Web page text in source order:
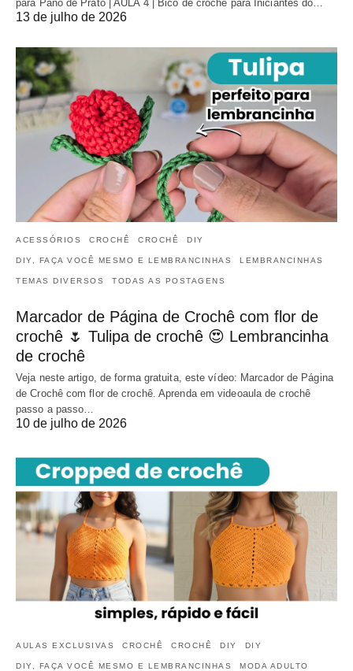
para Pano de Prato | AULA 4 | Bico de crochê para Iniciantes do…
13 de julho de 2026
ACESSÓRIOS CROCHÊ CROCHÊ DIY
DIY, FAÇA VOCÊ MESMO E LEMBRANCINHAS LEMBRANCINHAS
TEMAS DIVERSOS TODAS AS POSTAGENS
Marcador de Página de Crochê com flor de
crochê 🌷 Tulipa de crochê 😍 Lembrancinha
de crochê
Veja neste artigo, de forma gratuita, este vídeo: Marcador de Página
de Crochê com flor de crochê. Aprenda em videoaula de crochê
passo a passo…
10 de julho de 2026
AULAS EXCLUSIVAS CROCHÊ CROCHÊ DIY DIY
DIY, FAÇA VOCÊ MESMO E LEMBRANCINHAS MODA ADULTO